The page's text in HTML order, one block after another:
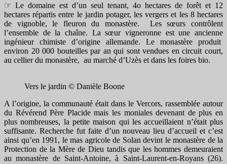
☞ Le domaine est d’un seul tenant, 4o hectares de forêt et 12
hectares répartis entre le jardin potager, les vergers et les 8 hectares
de vignoble, le fleuron du monastère. Les sœurs contrôlent
l’ensemble de la chaîne. La sœur vigneronne est une ancienne
ingénieur chimiste d’origine allemande. Le monastère produit
environ 20 000 bouteilles par an qui sont vendues en circuit court,
au cellier du monastère, au marché d’Uzès et dans les foires bio.
Vers le jardin © Danièle Boone
A l’origine, la communauté était dans le Vercors, rassemblée autour
du Révérend Père Placide mais les moniales devenant de plus en
plus nombreuses, la petite maison qui les accueillaient n’était plus
suffisante. Recherche fut faite d’un nouveau lieu d’accueil et c’est
ainsi qu’en 1991, le mas agricole de Solan devint le monastère de la
Protection de la Mère de Dieu tandis que les hommes demeuraient
au monastère de Saint-Antoine, à Saint-Laurent-en-Royans (26).